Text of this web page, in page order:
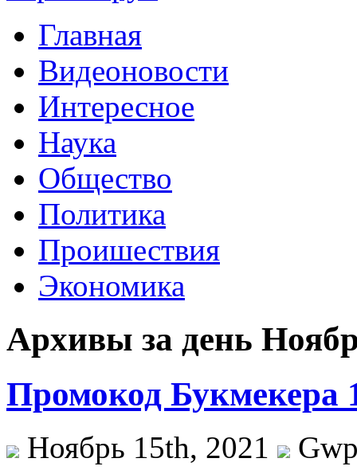
Главная
Видеоновости
Интересное
Наука
Общество
Политика
Проишествия
Экономика
Архивы за день
Промокод Букмекера
Ноябрь 15th, 2021